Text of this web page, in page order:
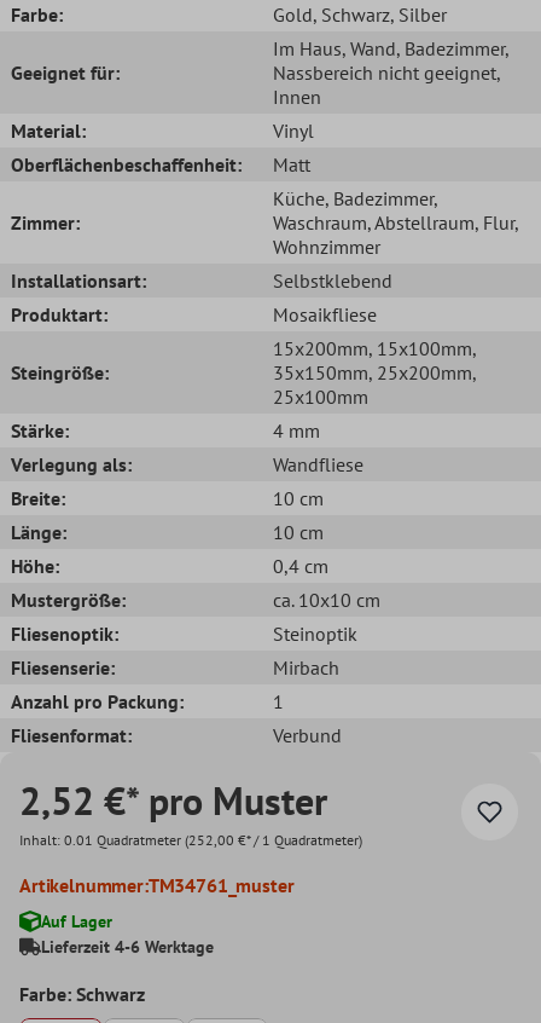
Farbe: Gold, Schwarz, Silber
Geeignet für:
Im Haus, Wand, Badezimmer,
Nassbereich nicht geeignet,
Innen
Material:
Vinyl
Oberflächenbeschaffenheit:
Matt
Zimmer:
Küche, Badezimmer,
Waschraum, Abstellraum, Flur,
Wohnzimmer
Installationsart:
Selbstklebend
Produktart:
Mosaikfliese
Steingröße:
15x200mm, 15x100mm,
35x150mm, 25x200mm,
25x100mm
Stärke:
4 mm
Verlegung als:
Wandfliese
Breite:
10 cm
Länge:
10 cm
Höhe:
0,4 cm
Mustergröße:
ca. 10x10 cm
Fliesenoptik:
Steinoptik
Fliesenserie:
Mirbach
Anzahl pro Packung:
1
Fliesenformat:
Verbund
2,52 €* pro Muster
Inhalt: 0.01 Quadratmeter (252,00 €* / 1 Quadratmeter)
Artikelnummer:TM34761_muster
Auf Lager
Lieferzeit 4-6 Werktage
Farbe: Schwarz